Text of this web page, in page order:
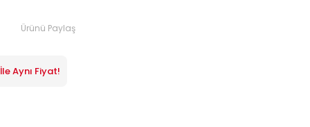
Ürünü Paylaş
Aynı Fiyat!